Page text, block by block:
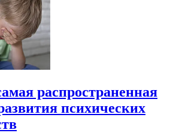
распространенная
психических